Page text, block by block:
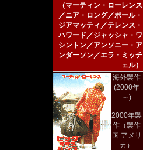
（マーティン・ローレンス
／ニア・ロング／ポール・
ジアマッティ／テレンス・
ハワード／ジャッシャ・ワ
シントン／アンソニー・ア
ンダーソン／エラ・ミッチ
ェル）
海外製作
(2000年
～)
2000年製
作（製作
国 アメリ
カ）